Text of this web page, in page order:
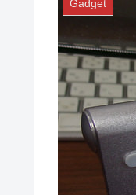
Gadget